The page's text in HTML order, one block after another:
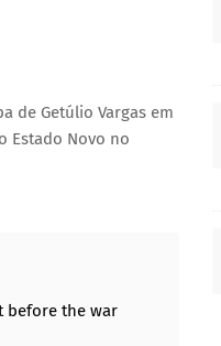
de Getúlio Vargas em
Estado Novo no
before the war